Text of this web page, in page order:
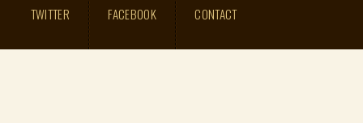
TWITTER FACEBOOK CONTACT